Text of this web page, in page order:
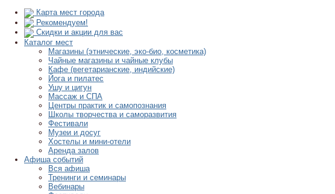
Карта мест города
Рекомендуем!
Скидки и акции для вас
Каталог мест
Магазины (этнические, эко-био, косметика)
Чайные магазины и чайные клубы
Кафе (вегетарианские, индийские)
Йога и пилатес
Ушу и цигун
Массаж и СПА
Центры практик и самопознания
Школы творчества и саморазвития
Фестивали
Музеи и досуг
Хостелы и мини-отели
Аренда залов
Афиша событий
Вся афиша
Тренинги и семинары
Вебинары